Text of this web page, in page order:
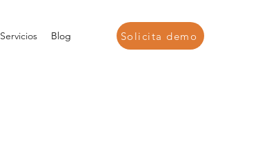
Servicios Blog Solicita demo